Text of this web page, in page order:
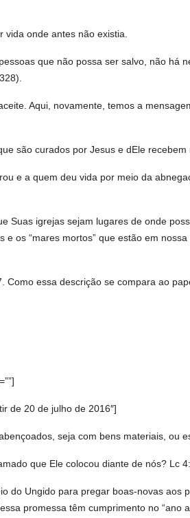
onde antes não existia.
que não possa ser salvo, não
Aqui, novamente, temos a
são curados por Jesus e dEle
e a quem deu vida por meio da
Suas igrejas sejam lugares de onde
os “mares mortos” que estão em
essa descrição se compara ao
de 20 de julho de 2016″]
seja com bens materiais, ou
que Ele colocou diante de nós? Lc
do Ungido para pregar boas-novas
promessa têm cumprimento no